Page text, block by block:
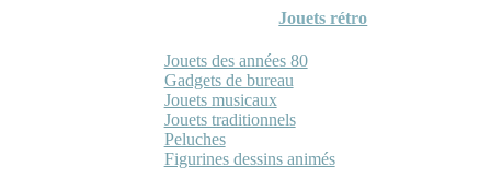
Jouets rétro
Jouets des années 80
Gadgets de bureau
Jouets musicaux
Jouets traditionnels
Peluches
Figurines dessins animés